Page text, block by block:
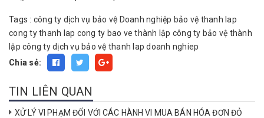
Tags : công ty dịch vụ bảo vệ Doanh nghiệp bảo vệ thanh lap
cong ty thanh lap cong ty bao ve thành lập công ty bảo vệ thành
lập công ty dịch vụ bảo vệ thanh lap doanh nghiep
Chia sẻ:
TIN LIÊN QUAN
XỬ LÝ VI PHẠM ĐỐI VỚI CÁC HÀNH VI MUA BÁN HÓA ĐƠN ĐỎ